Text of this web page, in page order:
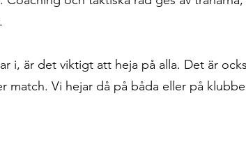
i, är det viktigt att heja på alla. Det är
match. Vi hejar då på båda eller på